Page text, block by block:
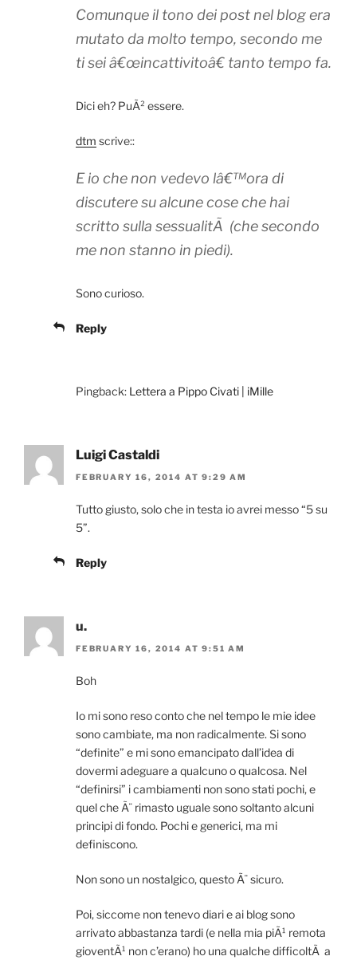
Comunque il tono dei post nel blog era
mutato da molto tempo, secondo me
ti sei â€œincattivitoâ€ tanto tempo fa.
Dici eh? PuÃ² essere.
dtm scrive::
E io che non vedevo lâ€™ora di
discutere su alcune cose che hai
scritto sulla sessualitÃ (che secondo
me non stanno in piedi).
Sono curioso.
Reply
Pingback: Lettera a Pippo Civati | iMille
Luigi Castaldi
FEBRUARY 16, 2014 AT 9:29 AM
Tutto giusto, solo che in testa io avrei messo “5 su
5”.
Reply
u.
FEBRUARY 16, 2014 AT 9:51 AM
Boh
Io mi sono reso conto che nel tempo le mie idee
sono cambiate, ma non radicalmente. Si sono
“definite” e mi sono emancipato dall’idea di
dovermi adeguare a qualcuno o qualcosa. Nel
“definirsi” i cambiamenti non sono stati pochi, e
quel che Ã¨ rimasto uguale sono soltanto alcuni
principi di fondo. Pochi e generici, ma mi
definiscono.
Non sono un nostalgico, questo Ã¨ sicuro.
Poi, siccome non tenevo diari e ai blog sono
arrivato abbastanza tardi (e nella mia piÃ¹ remota
gioventÃ¹ non c’erano) ho una qualche difficoltÃ a